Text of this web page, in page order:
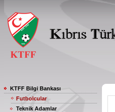
KTFF Bilgi Bankası
Futbolcular
Teknik Adamlar